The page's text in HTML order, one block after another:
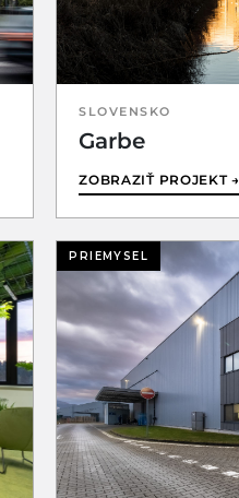
SLOVENSKO
Garbe
ZOBRAZIŤ PROJEKT →
PRIEMYSEL